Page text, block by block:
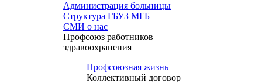
Администрация больницы
Структура ГБУЗ МГБ
СМИ о нас
Профсоюз работников
здравоохранения
Профсоюзная жизнь
Коллективный договор